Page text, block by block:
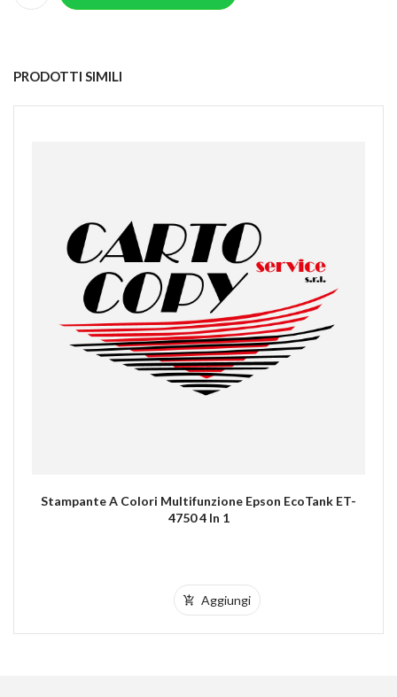
PRODOTTI SIMILI
Stampante A Colori Multifunzione Epson EcoTank ET-
4750 4 In 1
Aggiungi